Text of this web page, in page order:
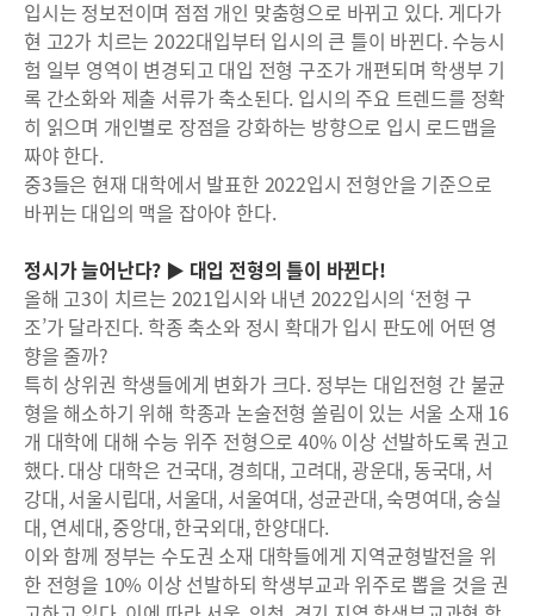
입시는 정보전이며 점점 개인 맞춤형으로 바뀌고 있다. 게다가
현 고2가 치르는 2022대입부터 입시의 큰 틀이 바뀐다. 수능시
험 일부 영역이 변경되고 대입 전형 구조가 개편되며 학생부 기
록 간소화와 제출 서류가 축소된다. 입시의 주요 트렌드를 정확
히 읽으며 개인별로 장점을 강화하는 방향으로 입시 로드맵을
짜야 한다.
중3들은 현재 대학에서 발표한 2022입시 전형안을 기준으로
바뀌는 대입의 맥을 잡아야 한다.
정시가 늘어난다? ▶ 대입 전형의 틀이 바뀐다!
올해 고3이 치르는 2021입시와 내년 2022입시의 ‘전형 구
조’가 달라진다. 학종 축소와 정시 확대가 입시 판도에 어떤 영
향을 줄까?
특히 상위권 학생들에게 변화가 크다. 정부는 대입전형 간 불균
형을 해소하기 위해 학종과 논술전형 쏠림이 있는 서울 소재 16
개 대학에 대해 수능 위주 전형으로 40% 이상 선발하도록 권고
했다. 대상 대학은 건국대, 경희대, 고려대, 광운대, 동국대, 서
강대, 서울시립대, 서울대, 서울여대, 성균관대, 숙명여대, 숭실
대, 연세대, 중앙대, 한국외대, 한양대다.
이와 함께 정부는 수도권 소재 대학들에게 지역균형발전을 위
한 전형을 10% 이상 선발하되 학생부교과 위주로 뽑을 것을 권